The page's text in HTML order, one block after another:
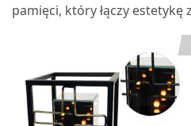
pamięci, który łączy estetykę